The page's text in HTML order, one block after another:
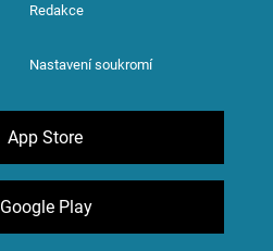
Redakce
Nastavení soukromí
App Store
Google Play